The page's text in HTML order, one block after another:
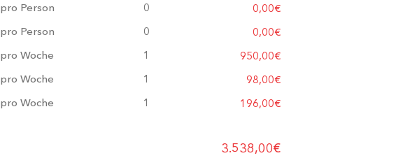
pro Person 0
0,00€
pro Person 0
0,00€
pro Woche 1
950,00€
pro Woche 1
98,00€
pro Woche 1 196,00€
3.538,00€